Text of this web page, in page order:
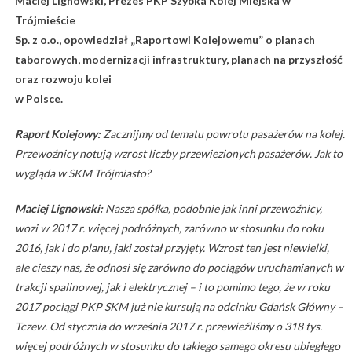
Trójmieście
Sp. z o.o., opowiedział „Raportowi Kolejowemu” o planach
taborowych, modernizacji infrastruktury, planach na przyszłość
oraz rozwoju kolei
w Polsce.
Raport Kolejowy:Zacznijmy od tematu powrotu pasażerów na kolej.
Przewoźnicy notują wzrost liczby przewiezionych pasażerów. Jak to
wygląda w SKM Trójmiasto?
Maciej Lignowski:Nasza spółka, podobnie jak inni przewoźnicy,
wozi w 2017 r. więcej podróżnych, zarówno w stosunku do roku
2016, jak i do planu, jaki został przyjęty. Wzrost ten jest niewielki,
ale cieszy nas, że odnosi się zarówno do pociągów uruchamianych w
trakcji spalinowej, jak i elektrycznej – i to pomimo tego, że w roku
2017 pociągi PKP SKM już nie kursują na odcinku Gdańsk Główny –
Tczew. Od stycznia do września 2017 r. przewieźliśmy o 318 tys.
więcej podróżnych w stosunku do takiego samego okresu ubiegłego